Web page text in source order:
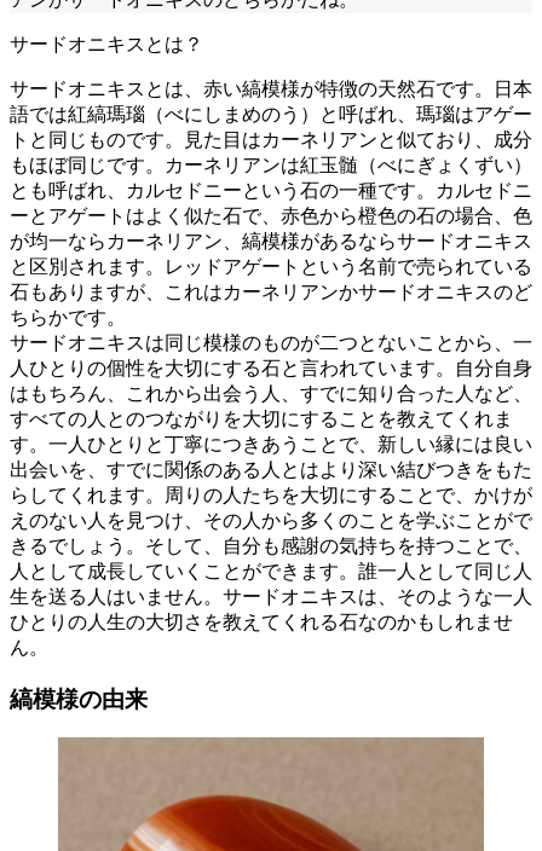
サードオニキスとは？
サードオニキスとは、赤い縞模様が特徴の天然石です。日本
語では紅縞瑪瑙（べにしまめのう）と呼ばれ、瑪瑙はアゲー
トと同じものです。見た目はカーネリアンと似ており、成分
もほぼ同じです。カーネリアンは紅玉髄（べにぎょくずい）
とも呼ばれ、カルセドニーという石の一種です。カルセドニ
ーとアゲートはよく似た石で、赤色から橙色の石の場合、色
が均一ならカーネリアン、縞模様があるならサードオニキス
と区別されます。レッドアゲートという名前で売られている
石もありますが、これはカーネリアンかサードオニキスのど
ちらかです。
サードオニキスは同じ模様のものが二つとないことから、一
人ひとりの個性を大切にする石と言われています。自分自身
はもちろん、これから出会う人、すでに知り合った人など、
すべての人とのつながりを大切にすることを教えてくれま
す。一人ひとりと丁寧につきあうことで、新しい縁には良い
出会いを、すでに関係のある人とはより深い結びつきをもた
らしてくれます。周りの人たちを大切にすることで、かけが
えのない人を見つけ、その人から多くのことを学ぶことがで
きるでしょう。そして、自分も感謝の気持ちを持つことで、
人として成長していくことができます。誰一人として同じ人
生を送る人はいません。サードオニキスは、そのような一人
ひとりの人生の大切さを教えてくれる石なのかもしれませ
ん。
縞模様の由来